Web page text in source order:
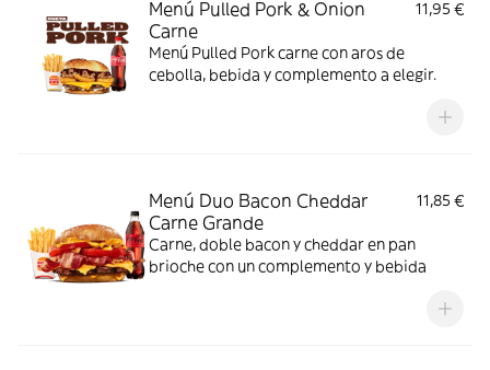
Menú Pulled Pork & Onion
Carne
11,95 €
Menú Pulled Pork carne con aros de
cebolla, bebida y complemento a elegir.
Menú Duo Bacon Cheddar
Carne Grande
11,85 €
Carne, doble bacon y cheddar en pan
brioche con un complemento y bebida